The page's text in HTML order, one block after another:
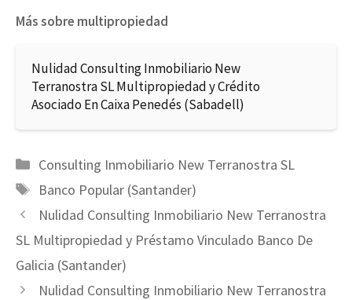
Más sobre multipropiedad
Nulidad Consulting Inmobiliario New
Terranostra SL Multipropiedad y Crédito
Asociado En Caixa Penedés (Sabadell)
Categorías
Consulting Inmobiliario New Terranostra SL
Etiquetas
Banco Popular (Santander)
Nulidad Consulting Inmobiliario New Terranostra
SL Multipropiedad y Préstamo Vinculado Banco De
Galicia (Santander)
Nulidad Consulting Inmobiliario New Terranostra